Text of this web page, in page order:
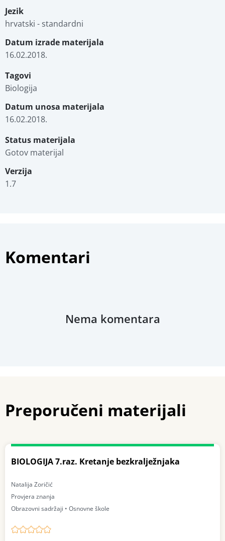
Jezik
hrvatski - standardni
Datum izrade materijala
16.02.2018.
Tagovi
Biologija
Datum unosa materijala
16.02.2018.
Status materijala
Gotov materijal
Verzija
1.7
Komentari
Nema komentara
Preporučeni materijali
BIOLOGIJA 7.raz. Kretanje bezkralježnjaka
Natalija Zoričić
Provjera znanja
Obrazovni sadržaji • Osnovne škole